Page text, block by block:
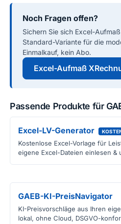
Noch Fragen offen?
Sichern Sie sich Excel-
Standard-Variante für die
Einmalkauf, kein Abo.
Excel-Aufmaß
Passende Produkte für
Excel-LV-Generator
Kostenlose Excel-Vorlage für
eigene Excel-Dateien einlesen &
GAEB-KI-PreisNavigator
KI-Preisvorschläge aus Ihren
lokal, ohne Cloud, DSGVO-